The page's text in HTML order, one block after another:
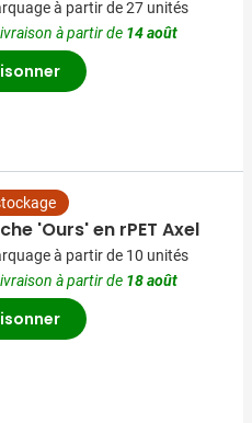
à partir de 27 unités
à partir de 14 août
'Ours' en rPET Axel
à partir de 10 unités
à partir de 18 août